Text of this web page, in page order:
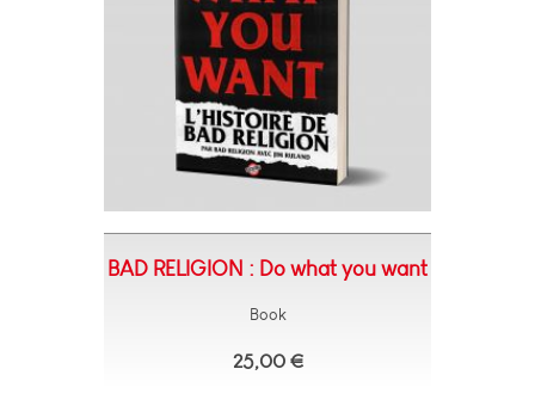
BAD RELIGION : Do what you want
Book
25,00 €